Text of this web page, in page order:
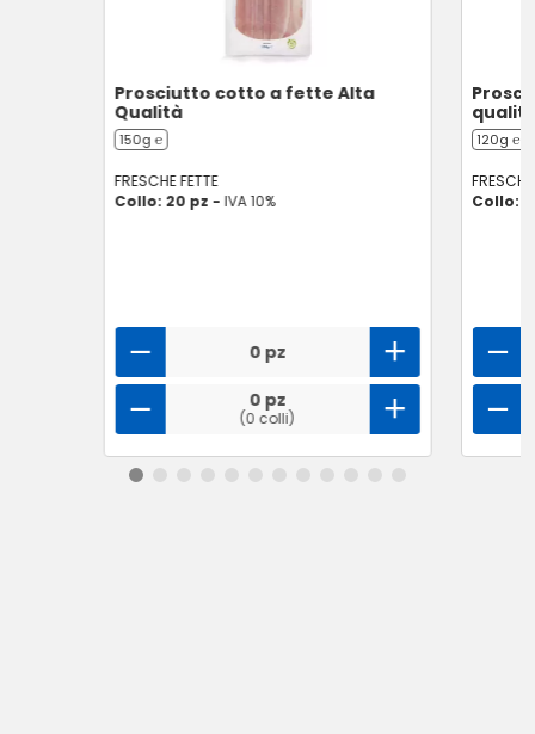
Prosciutto cotto a fette Alta
Qualità
150g ℮
FRESCHE FETTE
Collo: 20 pz - IVA 10%
0 pz
0 pz
(0 colli)
120g ℮
Collo: